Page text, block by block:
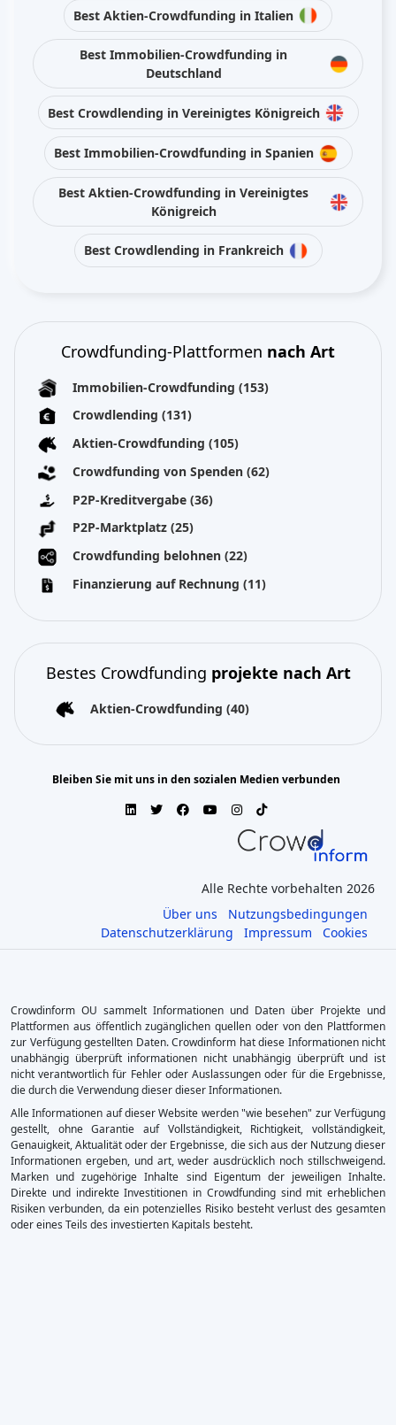
Best Aktien-Crowdfunding in Italien
Best Immobilien-Crowdfunding in
Deutschland
Best Crowdlending in Vereinigtes Königreich
Best Immobilien-Crowdfunding in Spanien
Best Aktien-Crowdfunding in Vereinigtes
Königreich
Best Crowdlending in Frankreich
Crowdfunding-Plattformen nach Art
Immobilien-Crowdfunding (153)
Crowdlending (131)
Aktien-Crowdfunding (105)
Crowdfunding von Spenden (62)
P2P-Kreditvergabe (36)
P2P-Marktplatz (25)
Crowdfunding belohnen (22)
Finanzierung auf Rechnung (11)
Bestes Crowdfunding projekte nach Art
Aktien-Crowdfunding (40)
Bleiben Sie mit uns in den sozialen Medien verbunden
Alle Rechte vorbehalten 2026
Über uns
Nutzungsbedingungen
Datenschutzerklärung
Impressum Cookies
Crowdinform OU sammelt Informationen und Daten über Projekte und
Plattformen aus öffentlich zugänglichen quellen oder von den Plattformen
zur Verfügung gestellten Daten. Crowdinform hat diese Informationen nicht
unabhängig überprüft informationen nicht unabhängig überprüft und ist
nicht verantwortlich für Fehler oder Auslassungen oder für die Ergebnisse,
die durch die Verwendung dieser dieser Informationen.
Alle Informationen auf dieser Website werden "wie besehen" zur Verfügung
gestellt, ohne Garantie auf Vollständigkeit, Richtigkeit, vollständigkeit,
Genauigkeit, Aktualität oder der Ergebnisse, die sich aus der Nutzung dieser
Informationen ergeben, und art, weder ausdrücklich noch stillschweigend.
Marken und zugehörige Inhalte sind Eigentum der jeweiligen Inhalte.
Direkte und indirekte Investitionen in Crowdfunding sind mit erheblichen
Risiken verbunden, da ein potenzielles Risiko besteht verlust des gesamten
oder eines Teils des investierten Kapitals besteht.